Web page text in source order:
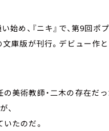
め、『ニキ』で、第9回ポ
文庫版が刊行。デビュー作
美術教師・二木の存在だっ
、
たのだ。